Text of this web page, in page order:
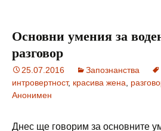
Основни умения за
разговор
25.07.2016 Запознанства
интровертност, красива жена
Анонимен
Днес ще говорим за основните